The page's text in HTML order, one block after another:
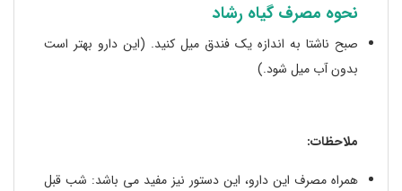
نحوه مصرف گیاه رشاد
صبح ناشتا به اندازه یک فندق میل کنید. (این دارو بهتر است
بدون آب میل شود.)
ملاحظات:
همراه مصرف این دارو، این دستور نیز مفید می باشد: شب قبل